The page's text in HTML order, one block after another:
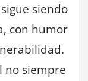
siendo
con humor
no siempre